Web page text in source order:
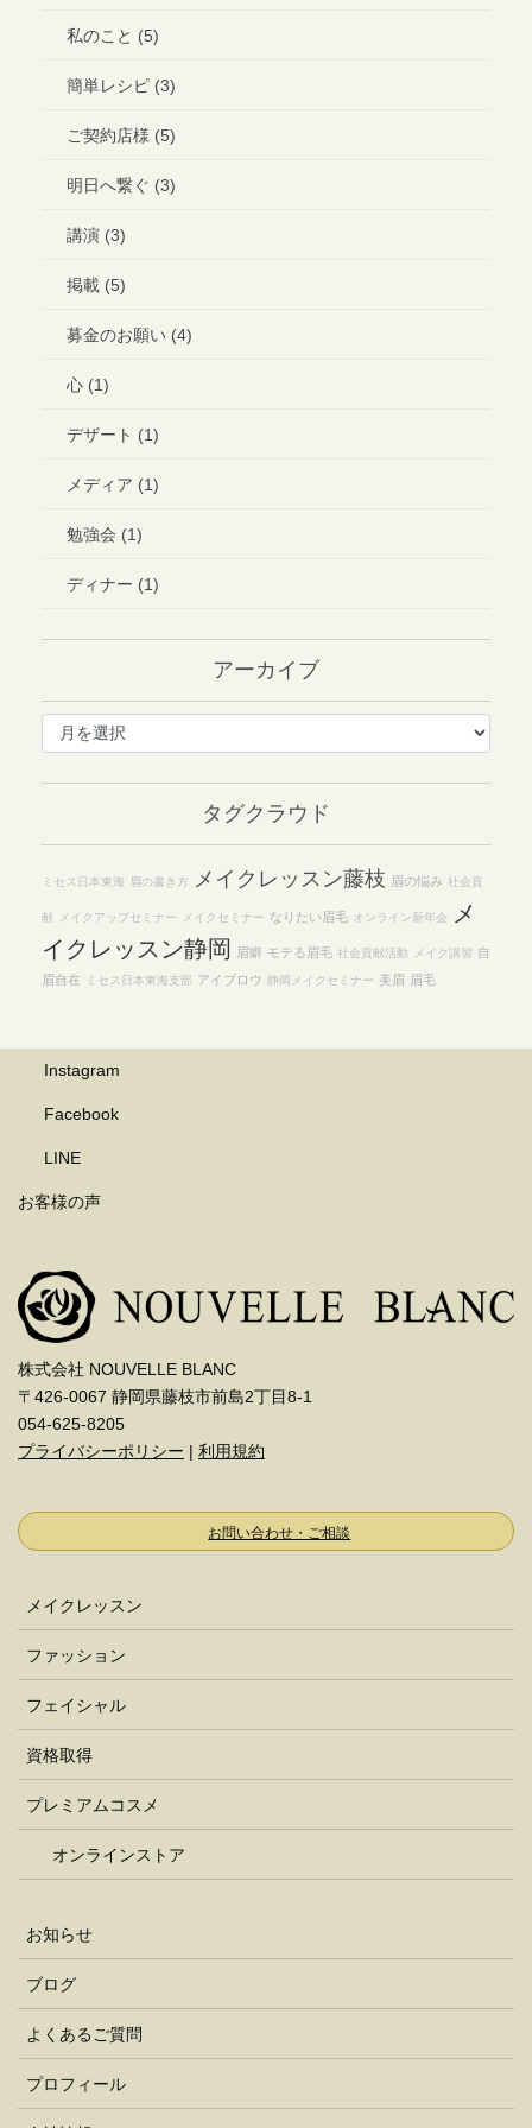
私のこと (5)
簡単レシピ (3)
ご契約店様 (5)
明日へ繋ぐ (3)
講演 (3)
掲載 (5)
募金のお願い (4)
心 (1)
デザート (1)
メディア (1)
勉強会 (1)
ディナー (1)
アーカイブ
ア
イ
タグクラウド
ミセス日本東海 眉の書き方 メイクレッスン藤枝 眉の悩み 社会貢
献 メイクアップセミナー メイクセミナー なりたい眉毛 オンライン新年会
メ
イクレッスン静岡
眉癖 モテる眉毛 社会貢献活動 メイク講習 自
眉自在
ミセス日本東海支部 アイブロウ 静岡メイクセミナー 美眉 眉毛
Instagram
Facebook
LINE
お客様の声
株式会社 NOUVELLE BLANC
〒426-0067 静岡県藤枝市前島2丁目8-1
054-625-8205
プライバシーポリシー | 利用規約
お問い合わせ・ご相談
メイクレッスン
ファッション
フェイシャル
資格取得
プレミアムコスメ
オンラインストア
お知らせ
ブログ
よくあるご質問
プロフィール